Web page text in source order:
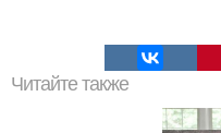
Читайте также